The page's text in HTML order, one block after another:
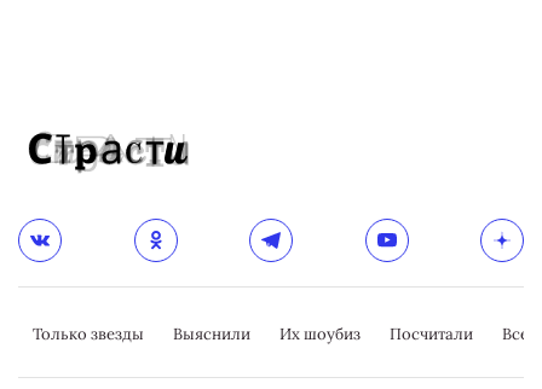
Только звезды Выяснили Их шоубиз Посчитали